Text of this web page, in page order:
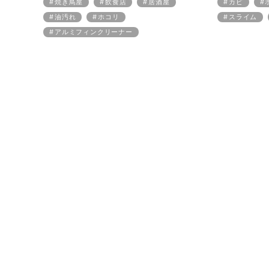
油汚れ
ホコリ
アルミフィンクリーナー
スライム